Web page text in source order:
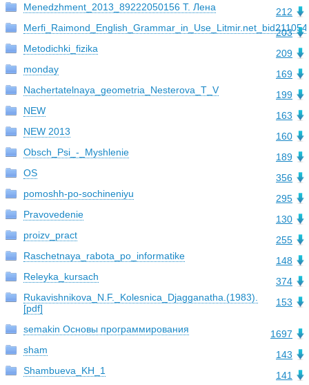
212
Menedzhment_2013_89222050156 Т. Лена
203
209
Metodichki_fizika
169
monday
199
Nachertatelnaya_geometria_Nesterova_T_V
163
NEW
160
NEW 2013
189
Obsch_Psi_-_Myshlenie
356
OS
295
pomoshh-po-sochineniyu
130
Pravovedenie
255
proizv_pract
148
Raschetnaya_rabota_po_informatike
374
Releyka_kursach
153
Rukavishnikova_N.F._Kolesnica_Djagganatha.(1983).
[pdf]
1697
semakin Основы программирования
143
sham
141
Shambueva_KH_1